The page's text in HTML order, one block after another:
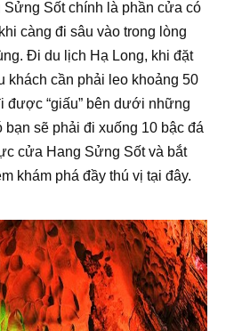
Sốt chính là phần cửa có
càng đi sâu vào trong lòng
Đi du lịch Hạ Long, khi đặt
khách cần phải leo khoảng 50
được “giấu” bên dưới những
bạn sẽ phải đi xuống 10 bậc đá
cửa Hang Sửng Sốt và bắt
khám phá đầy thú vị tại đây.